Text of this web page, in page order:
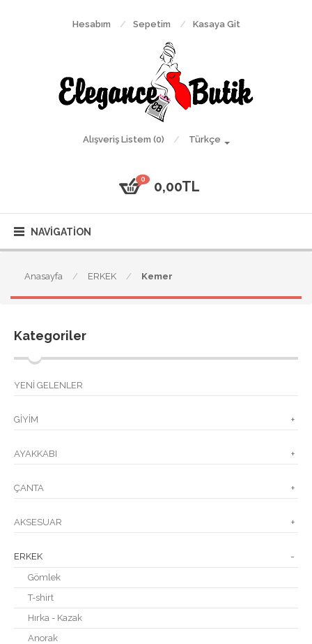
Hesabım Sepetim Kasaya Git
Alışveriş Listem (0) Türkçe
0 0,00TL
NAVIGATION
Anasayfa ERKEK Kemer
Kategoriler
YENİ GELENLER
GİYİM +
AYAKKABI +
ÇANTA +
AKSESUAR +
ERKEK -
Gömlek
T-shirt
Hırka - Kazak
Anorak